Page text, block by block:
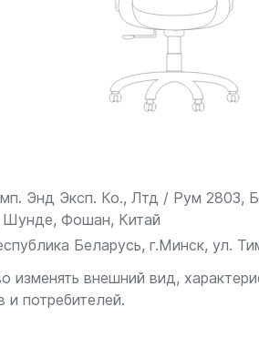
Энд Эксп. Ко., Лтд / Рум 2803,
Фошан, Китай
Беларусь, г.Минск, ул.
изменять внешний вид,
и потребителей.